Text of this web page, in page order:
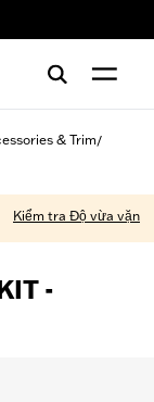
& Trim/
Kiểm tra Độ vừa vặn
-